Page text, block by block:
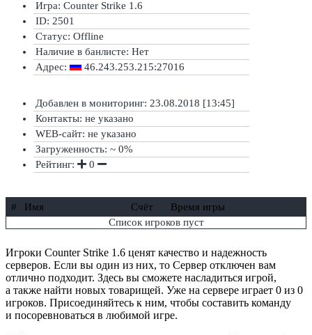
Игра: Counter Strike 1.6
ID: 2501
Статус: Offline
Наличие в банлисте: Нет
Адрес:
46.243.253.215:27016
Добавлен в мониторинг: 23.08.2018 [13:45]
Контакты: не указано
WEB-сайт: не указано
Загруженность: ~ 0%
Рейтинг:
0
# Имя Счёт
Время игры
Список игроков пуст
Игроки Counter Strike 1.6 ценят качество и надежность
серверов. Если вы один из них, то Сервер отключен вам
отлично подходит. Здесь вы сможете насладиться игрой,
а также найти новых товарищей. Уже на сервере играет 0 из 0
игроков. Присоединяйтесь к ним, чтобы составить команду
и посоревноваться в любимой игре.